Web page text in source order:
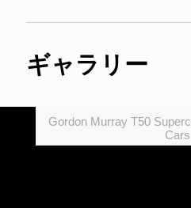
ギャラリー
Gordon Murray T50
Cars